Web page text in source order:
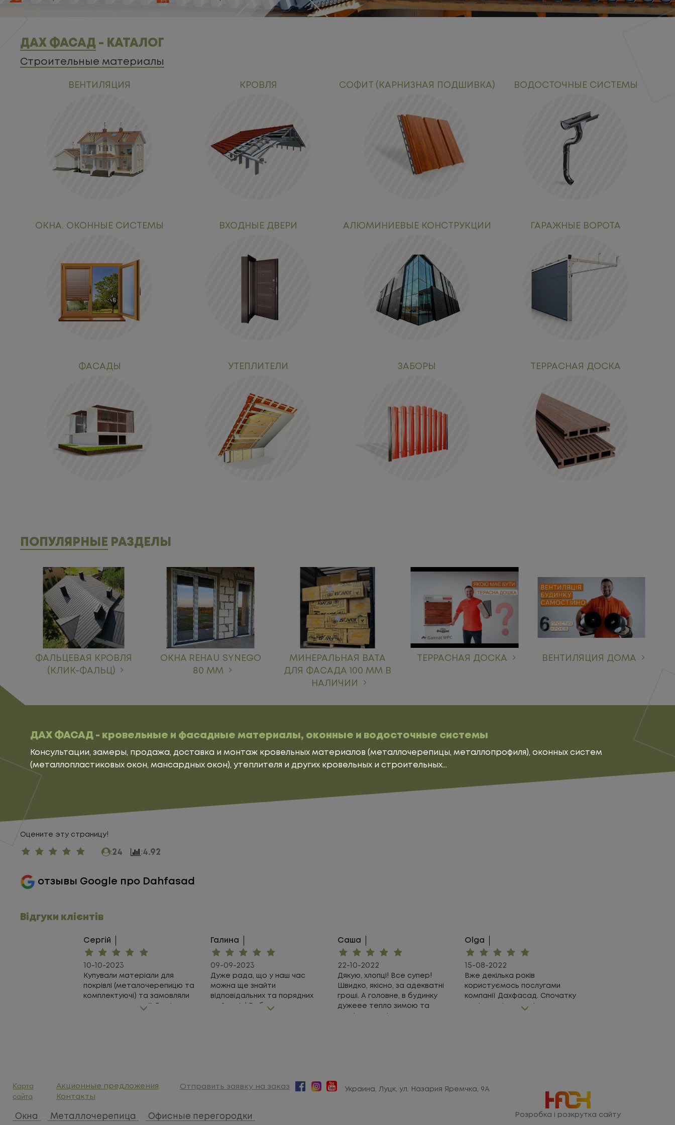
ДАХ ФАСАД - КАТАЛОГ
Строительные материалы
ВЕНТИЛЯЦИЯ КРОВЛЯ СОФИТ (КАРНИЗНАЯ ПОДШИВКА) ВОДОСТОЧНЫЕ СИСТЕМЫ
ОКНА. ОКОННЫЕ СИСТЕМЫ ВХОДНЫЕ ДВЕРИ АЛЮМИНИЕВЫЕ КОНСТРУКЦИИ ГАРАЖНЫЕ ВОРОТА
ФАСАДЫ УТЕПЛИТЕЛИ ЗАБОРЫ ТЕРРАСНАЯ ДОСКА
ПОПУЛЯРНЫЕ РАЗДЕЛЫ
ФАЛЬЦЕВАЯ КРОВЛЯ
(КЛИК-ФАЛЬЦ)
ОКНА REHAU SYNEGO
80 ММ
МИНЕРАЛЬНАЯ ВАТА
ДЛЯ ФАСАДА 100 ММ В
НАЛИЧИИ
ТЕРРАСНАЯ ДОСКА ВЕНТИЛЯЦИЯ ДОМА
ДАХ ФАСАД - кровельные и фасадные материалы, оконные и водосточные системы
Консультации, замеры, продажа, доставка и монтаж кровельных материалов (металлочерепицы, металлопрофиля), оконных систем
(металлопластиковых окон, мансардных окон), утеплителя и других кровельных и строительных...
Оцените эту страницу!
:24 :4.92
отзывы Google про Dahfasad
Відгуки клієнтів
Сергій
10-10-2023
Купували матеріали для
покрівлі (металочерепицю та
комплектуючі) та замовляли
монтаж у компанії Дахфасад.
готово! Щиро дякую!
Галина
09-09-2023
Дуже рада, що у наш час
можна ще знайти
відповідальних та порядних
майстрів! Роботу виконали
Саша
22-10-2022
Дякую, хлопці! Все супер!
Швидко, якісно, за адекватні
гроші. А головне, в будинку
дужеее тепло зимою та
Olga
15-08-2022
Вже декілька років
користуємось послугами
компанії Дахфасад. Спочатку
замінили вікна, потім дах, а
Рекомендую!
Карта
сайта
Акционные предложения
Контакты
Отправить заявку на заказ
Окна Металлочерепица Офисные перегородки
Украина, Луцк, ул. Назария Яремчка, 9А
Розробка і розкрутка сайту